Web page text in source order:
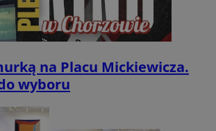
na Placu Mickiewicza.
wyboru